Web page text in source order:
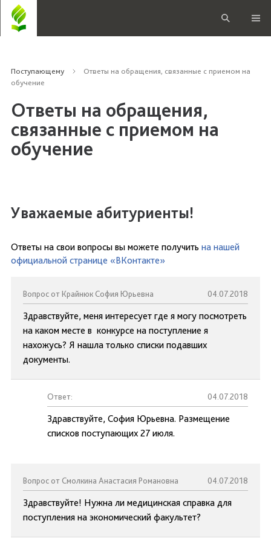
Поступающему
Ответы на обращения, связанные с приемом на
обучение
Ответы на обращения,
связанные с приемом на
обучение
Уважаемые абитуриенты!
Ответы на свои вопросы вы можете получить на нашей
официальной странице «ВКонтакте»
Вопрос от Крайнюк София Юрьевна 04.07.2018
Здравствуйте, меня интересует где я могу посмотреть
на каком месте в конкурсе на поступление я
нахожусь? Я нашла только списки подавших
документы.
Ответ: 04.07.2018
Здравствуйте, София Юрьевна. Размещение
списков поступающих 27 июля.
Вопрос от Смолкина Анастасия Романовна 04.07.2018
Здравствуйте! Нужна ли медицинская справка для
поступления на экономический факультет?